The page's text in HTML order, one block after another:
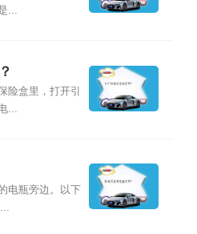
...
险盒里，打开引
...
电瓶旁边。以下